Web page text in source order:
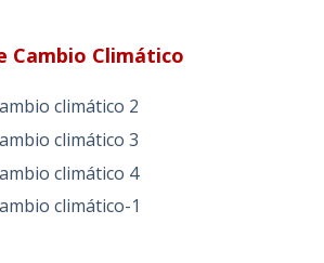
Cambio Climático
climático 2
climático 3
climático 4
climático-1